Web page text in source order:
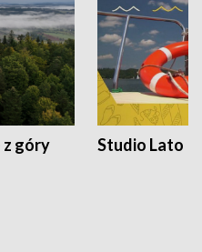
góry
Studio Lato